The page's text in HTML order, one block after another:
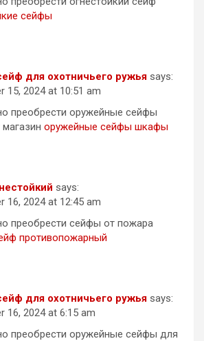
сейфы
для охотничьего ружья says:
15, 2024 at 10:51 am
преобрести оружейные сейфы
магазин оружейные сейфы шкафы
says:
16, 2024 at 12:45 am
преобрести сейфы от пожара
противопожарный
для охотничьего ружья says:
16, 2024 at 6:15 am
преобрести оружейные сейфы для